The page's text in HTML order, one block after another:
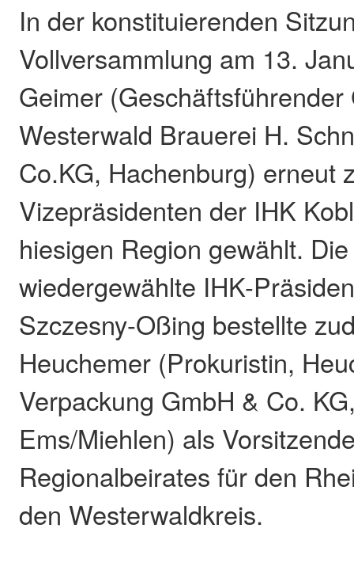
In der konstituierenden
Vollversammlung am 13.
Geimer (Geschäftsführender
Westerwald Brauerei H.
Co.KG, Hachenburg) erneut
Vizepräsidenten der IHK
hiesigen Region gewählt.
wiedergewählte IHK-
Szczesny-Oßing bestellte
Heuchemer (Prokuristin,
Verpackung GmbH & Co.
Ems/Miehlen) als
Regionalbeirates für den
den Westerwaldkreis.